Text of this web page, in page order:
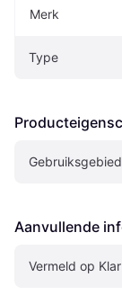
Merk
Type
Gebruiksgebied
Aanvullende
Vermeld op